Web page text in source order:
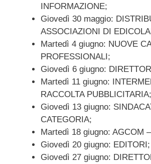
INFORMAZIONE;
Giovedì 30 maggio:
ASSOCIAZIONI DI
Martedì 4 giugno: NUOVE
PROFESSIONALI;
Giovedì 6 giugno:
Martedì 11 giugno:
RACCOLTA PUBBLICITARIA;
Giovedì 13 giugno:
CATEGORIA;
Martedì 18 giugno: AGCOM
Giovedì 20 giugno: EDITORI;
Giovedì 27 giugno: